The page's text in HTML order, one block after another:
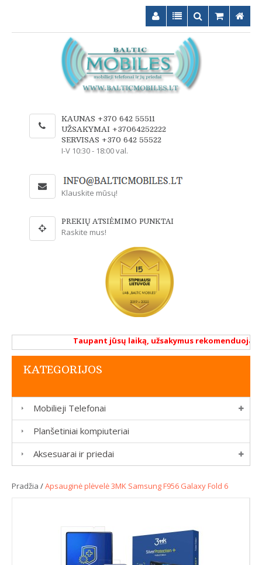
KAUNAS +370 642 55511
UŽSAKYMAI +37064252222
SERVISAS +370 642 55522
I-V 10:30 - 18:00 val.
Klauskite mūsų!
PREKIŲ ATSIĖMIMO PUNKTAI
Raskite mus!
Taupant jūsų laiką, užsakymus
KATEGORIJOS
Mobilieji Telefonai
Planšetiniai kompiuteriai
Aksesuarai ir priedai
Pradžia /Apsauginė plėvelė 3MK Samsung F956 Galaxy Fold 6